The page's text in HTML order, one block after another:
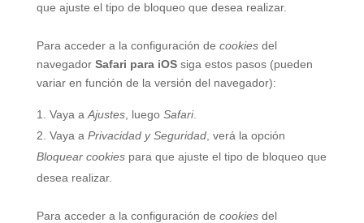
que ajuste el tipo de bloqueo que desea realizar.
Para acceder a la configuración de cookiesdel
navegador Safari para iOSsiga estos pasos (pueden
variar en función de la versión del navegador):
Vaya a Ajustes, luego Safari.
Vaya a Privacidad y Seguridad, verá la opción
Bloquear cookiespara que ajuste el tipo de bloqueo que
desea realizar.
Para acceder a la configuración de cookiesdel